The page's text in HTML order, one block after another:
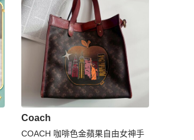
Coach
COACH 咖啡色金蘋果自由女神手